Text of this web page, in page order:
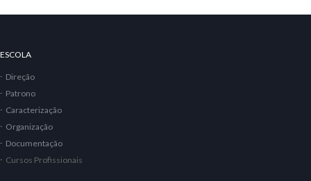
ESCOLA
Direção
Patrono
Caracterização
Organização
Documentação
Cursos Profissionais